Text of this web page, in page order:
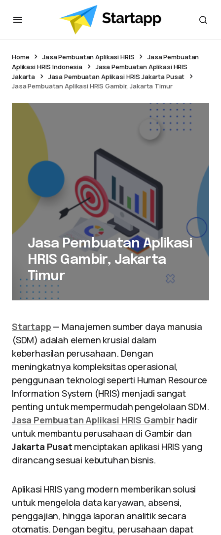
Home Jasa Pembuatan Aplikasi HRIS
Jasa Pembuatan
Aplikasi HRIS Indonesia
Jasa Pembuatan Aplikasi HRIS
Jakarta
Jasa Pembuatan Aplikasi HRIS Jakarta Pusat
Jasa Pembuatan Aplikasi HRIS Gambir, Jakarta Timur
Jasa Pembuatan Aplikasi
HRIS Gambir, Jakarta
Timur
Startapp — Manajemen sumber daya manusia
(SDM) adalah elemen krusial dalam
keberhasilan perusahaan. Dengan
meningkatnya kompleksitas operasional,
penggunaan teknologi seperti Human Resource
Information System (HRIS) menjadi sangat
penting untuk mempermudah pengelolaan SDM.
Jasa Pembuatan Aplikasi HRIS Gambirhadir
untuk membantu perusahaan di Gambir dan
Jakarta Pusat menciptakan aplikasi HRIS yang
dirancang sesuai kebutuhan bisnis.
Aplikasi HRIS yang modern memberikan solusi
untuk mengelola data karyawan, absensi,
penggajian, hingga laporan analitik secara
otomatis. Dengan begitu, perusahaan dapat